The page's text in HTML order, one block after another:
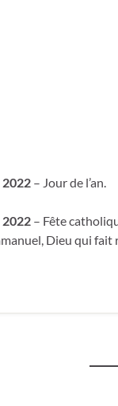
2022 – Jour de l’an.
2022 – Fête
Dieu qui fait